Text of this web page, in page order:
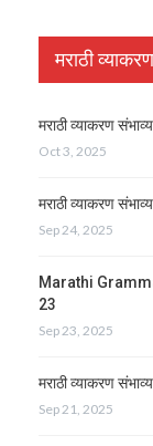
मराठी
मराठी व्याकरण
Oct 3, 2025
मराठी व्याकरण
Sep 24, 2025
Marathi
23
Sep 23, 2025
मराठी व्याकरण
Sep 21, 2025